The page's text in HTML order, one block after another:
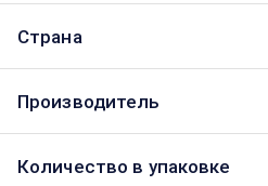
Страна
Производитель
Количество в упаковке